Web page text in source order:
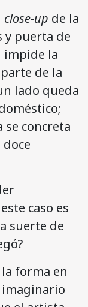
close-up de la
y puerta de
impide la
de la
lado queda
concreta
caso es
suerte de
forma en
imaginario